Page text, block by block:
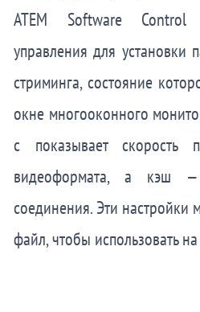
ATEM SoftwareControl
управления для установки
стриминга, состояние
окне многооконного
с показывает скорость
видеоформата, а кэш —
соединения. Эти настройки
файл, чтобы использовать